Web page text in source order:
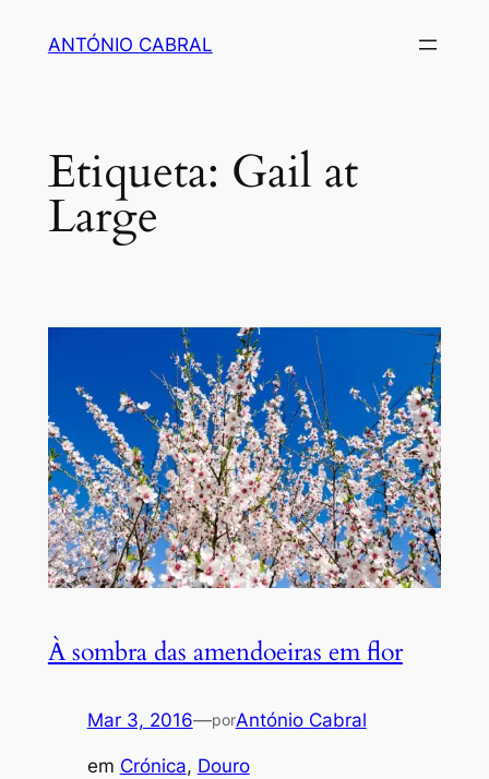
ANTÓNIO CABRAL
Etiqueta: Gail at
Large
À sombra das amendoeiras em flor
Mar 3, 2016—porAntónio Cabral
em Crónica, Douro